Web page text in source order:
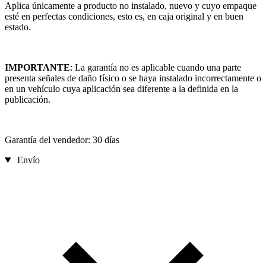
Aplica únicamente a producto no instalado, nuevo y cuyo empaque
esté en perfectas condiciones, esto es, en caja original y en buen
estado.
IMPORTANTE: La garantía no es aplicable cuando una parte
presenta señales de daño físico o se haya instalado incorrectamente o
en un vehículo cuya aplicación sea diferente a la definida en la
publicación.
Garantía del vendedor: 30 días
Envío